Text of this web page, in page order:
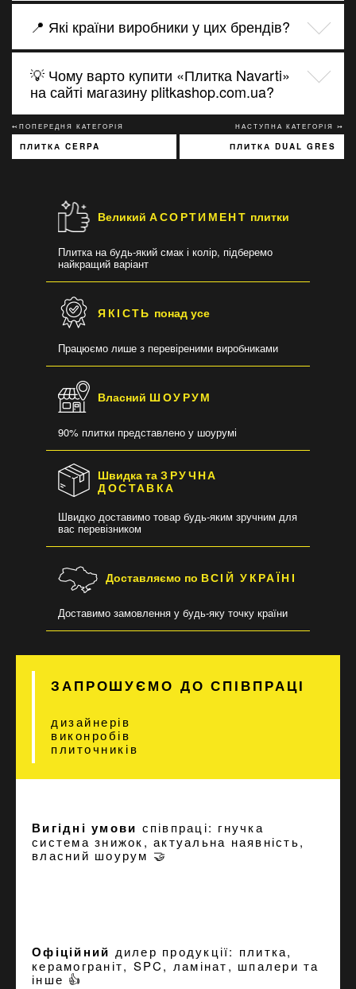
📍 Які країни виробники у цих брендів?
💡 Чому варто купити «Плитка Navarti»
на сайті магазину plitkashop.com.ua?
↢ПОПЕРЕДНЯ КАТЕГОРІЯ
ПЛИТКА CERPA
НАСТУПНА КАТЕГОРІЯ ↣
ПЛИТКА DUAL GRES
ВеликийАСОРТИМЕНТ плитки
Плитка на будь-який смак і колір, підберемо
найкращий варіант
ЯКІСТЬ понад усе
Працюємо лише з перевіреними виробниками
Власний ШОУРУМ
90% плитки представлено у шоурумі
Швидка таЗРУЧНА
ДОСТАВКА
Швидко доставимо товар будь-яким зручним для
вас перевізником
Доставляємо по ВСІЙ УКРАЇНІ
Доставимо замовлення у будь-яку точку країни
ЗАПРОШУЄМО ДО СПІВПРАЦІ
дизайнерів
виконробів
плиточників
Вигідні умови співпраці: гнучка
система знижок, актуальна наявність,
власний шоурум 🤝
Офіційний дилер продукції: плитка,
керамограніт, SPC, ламінат, шпалери та
інше 👍